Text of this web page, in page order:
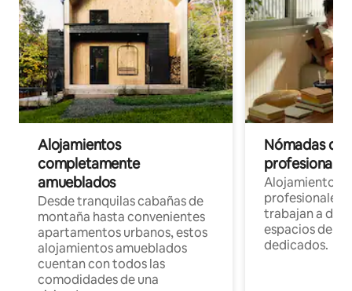
Alojamientos
completamente
amueblados
Desde tranquilas cabañas de
montaña hasta convenientes
apartamentos urbanos, estos
alojamientos amueblados
cuentan con todos las
comodidades de una
Nómadas
Alojamientos
profesionales
trabajan a
espacios de
dedicados.